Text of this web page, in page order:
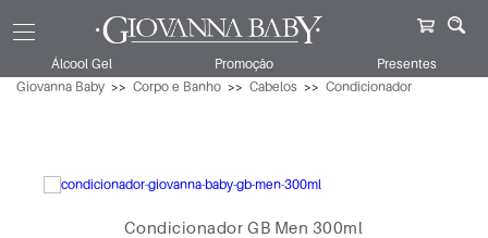
Álcool Gel Promoção
Presentes
Giovanna Baby
Corpo e Banho Cabelos Condicionador
Condicionador GB Men 300ml